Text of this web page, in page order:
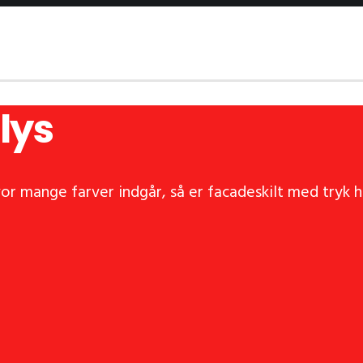
mange farver indgår, så er facadeskilt med